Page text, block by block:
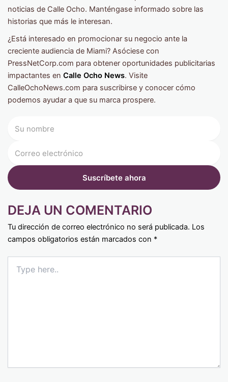
noticias de Calle Ocho. Manténgase informado sobre las
historias que más le interesan.
¿Está interesado en promocionar su negocio ante la
creciente audiencia de Miami? Asóciese con
PressNetCorp.com para obtener oportunidades publicitarias
impactantes en Calle Ocho News. Visite
CalleOchoNews.com para suscribirse y conocer cómo
podemos ayudar a que su marca prospere.
DEJA UN COMENTARIO
Tu dirección de correo electrónico no será publicada. Los
campos obligatorios están marcados con *
here..